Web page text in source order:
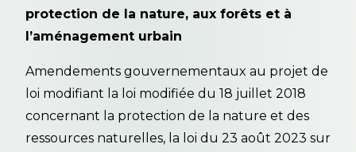
protection de la nature, aux forêts et à
l’aménagement urbain
Amendements gouvernementaux au projet de
loi modifiant la loi modifiée du 18 juillet 2018
concernant la protection de la nature et des
ressources naturelles, la loi du 23 août 2023 sur